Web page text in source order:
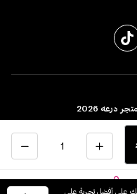
درعه 2026
English